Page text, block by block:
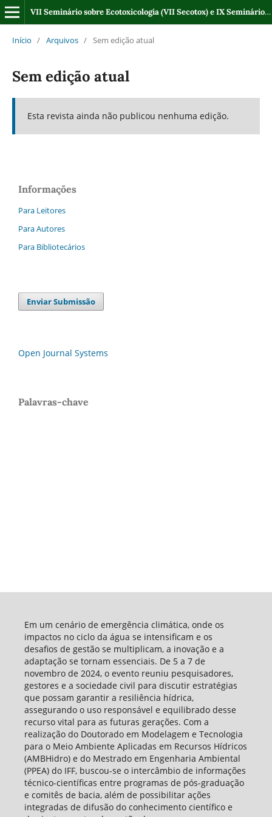
VII Seminário sobre Ecotoxicologia (VII Secotox) e IX Seminário Regional sobre Gestão de Recursos Hídricos (IX SRHidro)
Início / Arquivos / Sem edição atual
Sem edição atual
Esta revista ainda não publicou nenhuma edição.
Informações
Para Leitores
Para Autores
Para Bibliotecários
Enviar Submissão
Open Journal Systems
Palavras-chave
Em um cenário de emergência climática, onde os
impactos no ciclo da água se intensificam e os
desafios de gestão se multiplicam, a inovação e a
adaptação se tornam essenciais. De 5 a 7 de
novembro de 2024, o evento reuniu pesquisadores,
gestores e a sociedade civil para discutir estratégias
que possam garantir a resiliência hídrica,
assegurando o uso responsável e equilibrado desse
recurso vital para as futuras gerações. Com a
realização do Doutorado em Modelagem e Tecnologia
para o Meio Ambiente Aplicadas em Recursos Hídricos
(AMBHidro) e do Mestrado em Engenharia Ambiental
(PPEA) do IFF, buscou-se o intercâmbio de informações
técnico-científicas entre programas de pós-graduação
e comitês de bacia, além de possibilitar ações
integradas de difusão do conhecimento científico e